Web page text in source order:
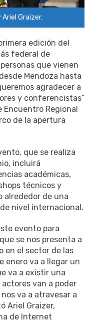
Graizer.
edición del
federal de
que vienen
Mendoza hasta
agradecer a
y conferencistas”
Encuentro Regional
de la apertura
que se realiza
incluirá
académicas,
técnicos y
alrededor de una
nivel internacional.
evento para
se nos presenta a
en el sector de las
enero va a llegar un
va a existir una
van a poder
va a atravesar a
Ariel Graizer,
de Internet